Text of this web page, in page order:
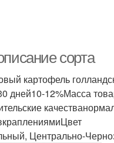
сорта
картофель
дней10-12%Масса
Центрально-